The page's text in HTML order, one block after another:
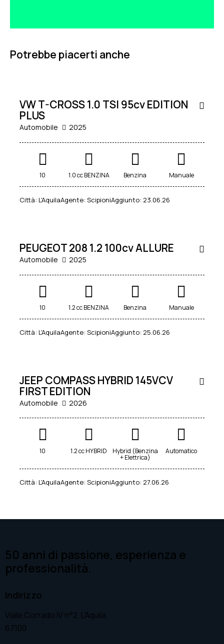
Potrebbe piacerti anche
24.900
VW T-CROSS 1.0 TSI 95cv EDITION
PLUS
Automobile 2025
10 1.0 cc BENZINA Benzina Manuale
Città: L'AquilaAgente: ScipioniAggiunto: 23.06.26
18.900
PEUGEOT 208 1.2 100cv ALLURE
Automobile 2025
10 1.2 cc BENZINA Benzina Manuale
Città: L'AquilaAgente: ScipioniAggiunto: 25.06.26
34.900
JEEP COMPASS HYBRID 145VCV
FIRST EDITION
Automobile 2026
10 1.2 cc HYBRID Hybrid (Benzina
+ Elettrica)
Automatico
Città: L'AquilaAgente: ScipioniAggiunto: 27.06.26
50 anni di passione, esperienza e
professionalità.
Indirizzo
Viale Corrado IV n°2, L’Aquila,
67100